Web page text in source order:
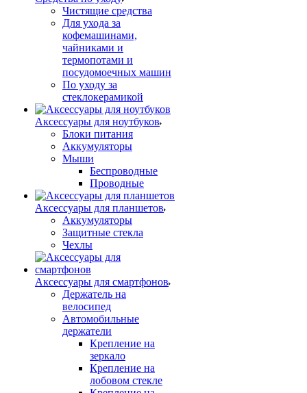
Чистящие средства
Для ухода за
кофемашинами,
чайниками и
термопотами и
посудомоечных машин
По уходу за
стеклокерамикой
Аксессуары для ноутбуков
Блоки питания
Аккумуляторы
Мыши
Беспроводные
Проводные
Аксессуары для планшетов
Аккумуляторы
Защитные стекла
Чехлы
Аксессуары для смартфонов
Держатель на
велосипед
Автомобильные
держатели
Крепление на
зеркало
Крепление на
лобовом стекле